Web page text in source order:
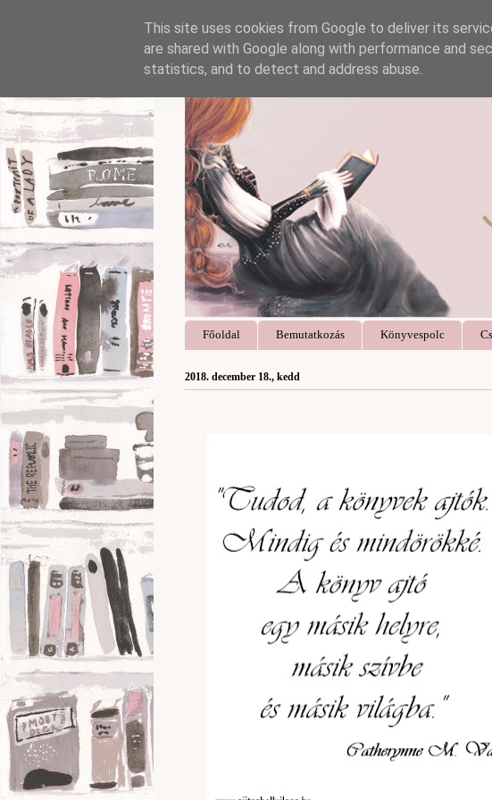
Főoldal Bemutatkozás Könyvespolc
2018. december 18., kedd
This site uses cookies from Google to deliver its
are shared with Google along with performance and
statistics, and to detect and address abuse.